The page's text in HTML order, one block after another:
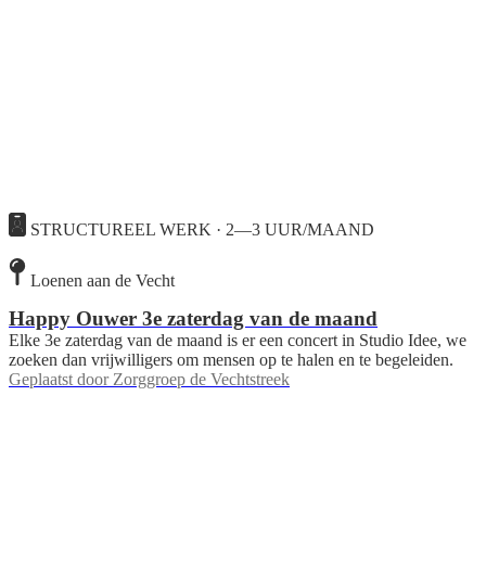
STRUCTUREEL WERK · 2—3 UUR/MAAND
Loenen aan de Vecht
Happy Ouwer 3e zaterdag van de maand
Elke 3e zaterdag van de maand is er een concert in Studio Idee, we
zoeken dan vrijwilligers om mensen op te halen en te begeleiden.
Geplaatst door Zorggroep de Vechtstreek